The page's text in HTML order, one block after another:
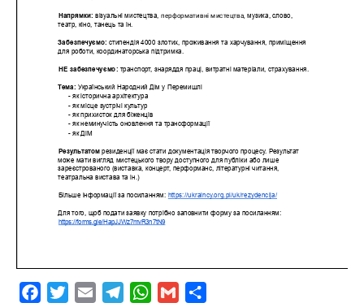
FacebookTwitterEmail TelegramWhatsApp
Gmail